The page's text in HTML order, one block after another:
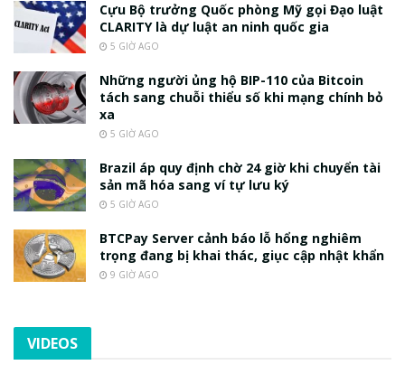
Cựu Bộ trưởng Quốc phòng Mỹ gọi Đạo luật
CLARITY là dự luật an ninh quốc gia
5 GIỜ AGO
Những người ủng hộ BIP-110 của Bitcoin
tách sang chuỗi thiểu số khi mạng chính bỏ
xa
5 GIỜ AGO
Brazil áp quy định chờ 24 giờ khi chuyển tài
sản mã hóa sang ví tự lưu ký
5 GIỜ AGO
BTCPay Server cảnh báo lỗ hổng nghiêm
trọng đang bị khai thác, giục cập nhật khẩn
9 GIỜ AGO
VIDEOS